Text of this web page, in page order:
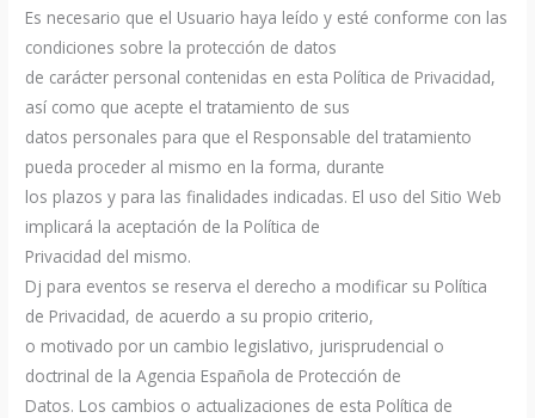
Es necesario que el Usuario haya leído y esté conforme con las
condiciones sobre la protección de datos
de carácter personal contenidas en esta Política de Privacidad,
así como que acepte el tratamiento de sus
datos personales para que el Responsable del tratamiento
pueda proceder al mismo en la forma, durante
los plazos y para las finalidades indicadas. El uso del Sitio Web
implicará la aceptación de la Política de
Privacidad del mismo.
Dj para eventos se reserva el derecho a modificar su Política
de Privacidad, de acuerdo a su propio criterio,
o motivado por un cambio legislativo, jurisprudencial o
doctrinal de la Agencia Española de Protección de
Datos. Los cambios o actualizaciones de esta Política de